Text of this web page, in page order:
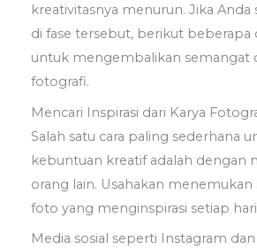
kreativitasnya menurun. Jika Anda
di fase tersebut, berikut beberapa
untuk mengembalikan semangat
fotografi.
Mencari Inspirasi dari Karya
Salah satu cara paling sederhana
kebuntuan kreatif adalah dengan
orang lain. Usahakan menemukan
foto yang menginspirasi setiap
Media sosial seperti Instagram